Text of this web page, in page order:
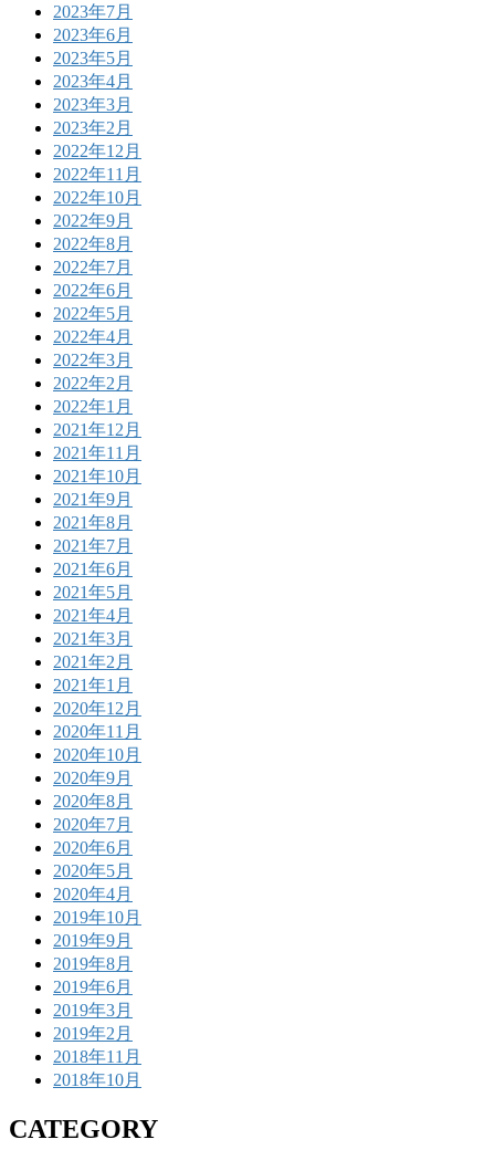
2023年7月
2023年6月
2023年5月
2023年4月
2023年3月
2023年2月
2022年12月
2022年11月
2022年10月
2022年9月
2022年8月
2022年7月
2022年6月
2022年5月
2022年4月
2022年3月
2022年2月
2022年1月
2021年12月
2021年11月
2021年10月
2021年9月
2021年8月
2021年7月
2021年6月
2021年5月
2021年4月
2021年3月
2021年2月
2021年1月
2020年12月
2020年11月
2020年10月
2020年9月
2020年8月
2020年7月
2020年6月
2020年5月
2020年4月
2019年10月
2019年9月
2019年8月
2019年6月
2019年3月
2019年2月
2018年11月
2018年10月
CATEGORY